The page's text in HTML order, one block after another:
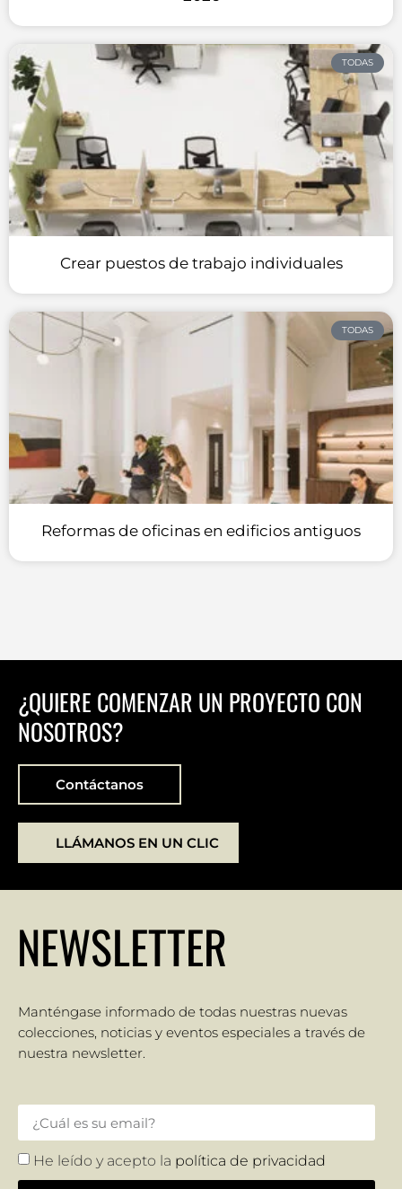
TODAS
Crear puestos de trabajo individuales
TODAS
Reformas de oficinas en edificios antiguos
¿QUIERE COMENZAR UN PROYECTO CON
NOSOTROS?
Contáctanos
LLÁMANOS EN UN CLIC
NEWSLETTER
Manténgase informado de todas nuestras nuevas
colecciones, noticias y eventos especiales a través de
nuestra newsletter.
He leído y acepto la política de privacidad